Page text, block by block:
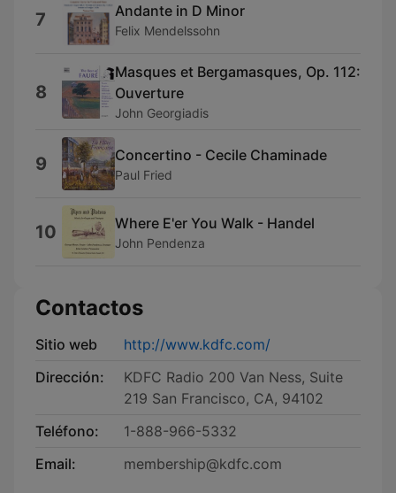
7 Andante in D Minor
Felix Mendelssohn
8
Masques et Bergamasques, Op. 112:
Ouverture
John Georgiadis
9 Concertino - Cecile Chaminade
Paul Fried
10 Where E'er You Walk - Handel
John Pendenza
Contactos
Sitio web
http://www.kdfc.com/
Dirección:
KDFC Radio 200 Van Ness, Suite
219 San Francisco, CA, 94102
Teléfono:
1-888-966-5332
Email:
membership@kdfc.com